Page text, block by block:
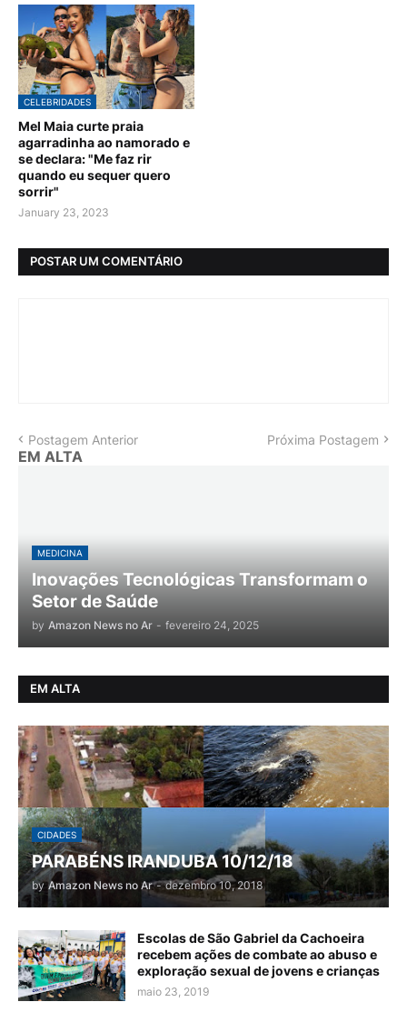
CELEBRIDADES
Mel Maia curte praia
agarradinha ao namorado e
se declara: "Me faz rir
quando eu sequer quero
sorrir"
January 23, 2023
POSTAR UM COMENTÁRIO
Postagem Anterior Próxima Postagem
EM ALTA
MEDICINA
Inovações Tecnológicas Transformam o
Setor de Saúde
by Amazon News no Ar - fevereiro 24, 2025
EM ALTA
CIDADES
PARABÉNS IRANDUBA 10/12/18
by Amazon News no Ar - dezembro 10, 2018
Escolas de São Gabriel da Cachoeira
recebem ações de combate ao abuso e
exploração sexual de jovens e crianças
maio 23, 2019